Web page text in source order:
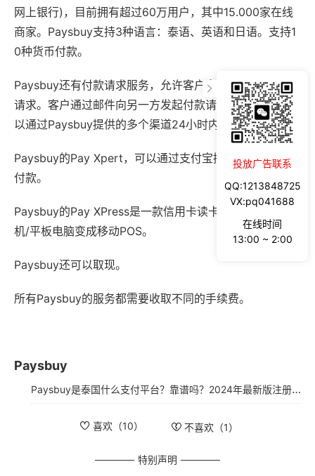
网上银行)，目前拥有超过60万用户，其中15.000家在线
商家。Paysbuy支持3种语言：泰语、英语和日语。支持1
0种货币付款。
Paysbuy还有付款请求服务，允许客户向任何人发起付款
请求。客户通过邮件向另一方发起付款请求，被请求方可
以通过Paysbuy提供的多个渠道24小时内支付。
Paysbuy的Pay Xpert，可以通过支付宝接受中国客户的
付款。
Paysbuy的Pay XPress是一款信用卡读卡器，可将智能手
机/平板电脑变成移动POS。
Paysbuy还可以取现。
所有Paysbuy的服务都需要收取不同的手续费。
Paysbuy
Paysbuy是泰国什么支付平台？靠谱吗？2024年最新版注册使用指南
喜欢（10） 不喜欢（1）
特别声明
投放广告联系
QQ:1213848725
VX:pq041688
在线时间
13:00 ~ 2:00